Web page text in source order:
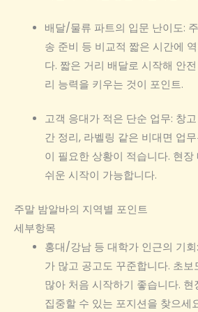
배달/물류 파트의 입문 난이도:
송 준비 등 비교적 짧은 시간에
다. 짧은 거리 배달로 시작해 안
리 능력을 키우는 것이 포인트.
고객 응대가 적은 단순 업무: 창
간 정리, 라벨링 같은 비대면 업
이 필요한 상황이 적습니다. 현
쉬운 시작이 가능합니다.
주말 밤알바의 지역별 포인트
세부항목
홍대/강남 등 대학가 인근의 기
가 많고 공고도 꾸준합니다. 초
많아 처음 시작하기 좋습니다.
집중할 수 있는 포지션을 찾으세